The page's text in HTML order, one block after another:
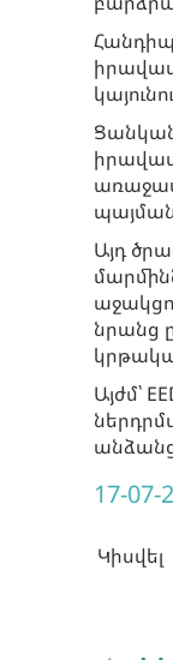
Այդ
նրանց
Այժմ՝
17-07-
Կիսվել